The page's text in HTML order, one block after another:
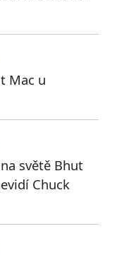
Mac u
světě Bhut
Chuck